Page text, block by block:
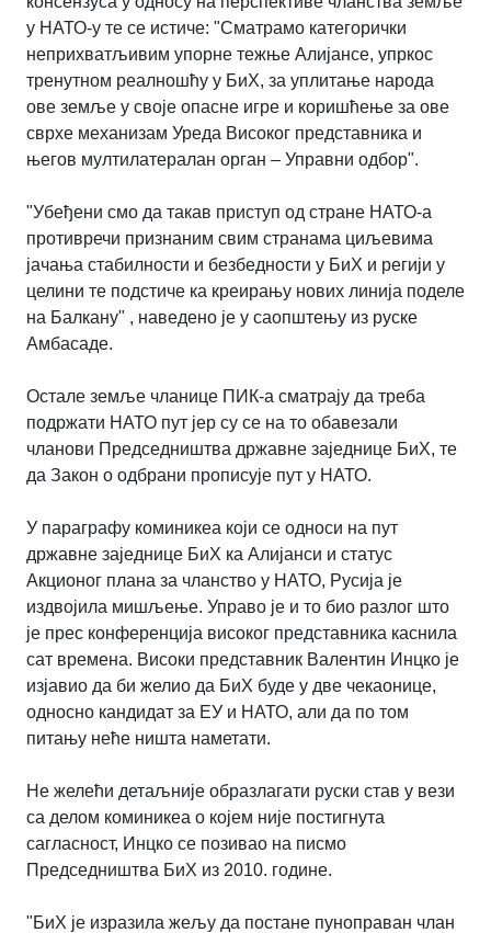
у НАТО-у те се истиче: "Сматрамо категорички
неприхватљивим упорне тежње Алијансе, упркос
тренутном реалношћу у БиХ, за уплитање народа
ове земље у своје опасне игре и коришћење за ове
сврхе механизам Уреда Високог представника и
његов мултилатералан орган – Управни одбор".
"Убеђени смо да такав приступ од стране НАТО-а
противречи признаним свим странама циљевима
јачања стабилности и безбедности у БиХ и регији у
целини те подстиче ка креирању нових линија поделе
на Балкану" , наведено је у саопштењу из руске
Амбасаде.
Остале земље чланице ПИК-а сматрају да треба
подржати НАТО пут јер су се на то обавезали
чланови Председништва државне заједнице БиХ, те
да Закон о одбрани прописује пут у НАТО.
У параграфу коминикеа који се односи на пут
државне заједнице БиХ ка Алијанси и статус
Акционог плана за чланство у НАТО, Русија је
издвојила мишљење. Управо је и то био разлог што
је прес конференција високог представника каснила
сат времена. Високи представник Валентин Инцко је
изјавио да би желио да БиХ буде у две чекаонице,
односно кандидат за ЕУ и НАТО, али да по том
питању неће ништа наметати.
Не желећи детаљније образлагати руски став у вези
са делом коминикеа о којем није постигнута
сагласност, Инцко се позивао на писмо
Председништва БиХ из 2010. године.
"БиХ је изразила жељу да постане пуноправан члан